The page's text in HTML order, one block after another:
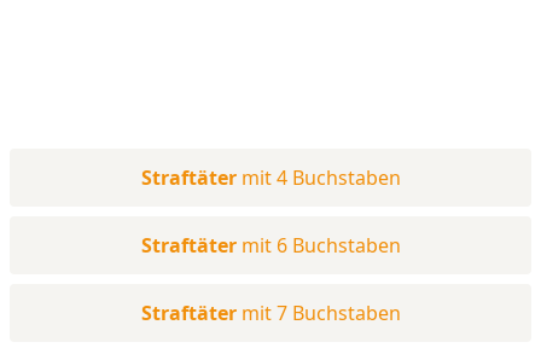
Straftäter mit 4 Buchstaben
Straftäter mit 6 Buchstaben
Straftäter mit 7 Buchstaben